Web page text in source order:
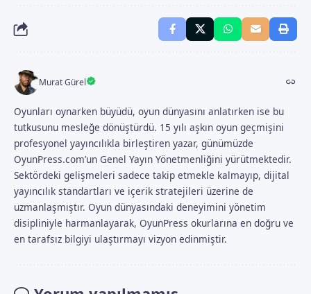
Murat Gürel
Oyunları oynarken büyüdü, oyun dünyasını anlatırken ise bu
tutkusunu mesleğe dönüştürdü. 15 yılı aşkın oyun geçmişini
profesyonel yayıncılıkla birleştiren yazar, günümüzde
OyunPress.com’un Genel Yayın Yönetmenliğini yürütmektedir.
Sektördeki gelişmeleri sadece takip etmekle kalmayıp, dijital
yayıncılık standartları ve içerik stratejileri üzerine de
uzmanlaşmıştır. Oyun dünyasındaki deneyimini yönetim
disipliniyle harmanlayarak, OyunPress okurlarına en doğru ve
en tarafsız bilgiyi ulaştırmayı vizyon edinmiştir.